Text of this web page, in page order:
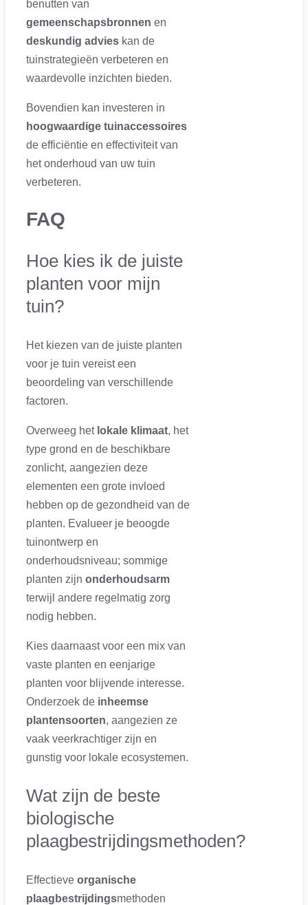
benutten van
gemeenschapsbronnen en
deskundig advies kan de
tuinstrategieën verbeteren en
waardevolle inzichten bieden.
Bovendien kan investeren in
hoogwaardige tuinaccessoires
de efficiëntie en effectiviteit van
het onderhoud van uw tuin
verbeteren.
FAQ
Hoe kies ik de juiste
planten voor mijn
tuin?
Het kiezen van de juiste planten
voor je tuin vereist een
beoordeling van verschillende
factoren.
Overweeg het lokale klimaat, het
type grond en de beschikbare
zonlicht, aangezien deze
elementen een grote invloed
hebben op de gezondheid van de
planten. Evalueer je beoogde
tuinontwerp en
onderhoudsniveau; sommige
planten zijn onderhoudsarm
terwijl andere regelmatig zorg
nodig hebben.
Kies daarnaast voor een mix van
vaste planten en eenjarige
planten voor blijvende interesse.
Onderzoek de inheemse
plantensoorten, aangezien ze
vaak veerkrachtiger zijn en
gunstig voor lokale ecosystemen.
Wat zijn de beste
biologische
plaagbestrijdingsmethoden?
Effectieve organische
plaagbestrijdingsmethoden